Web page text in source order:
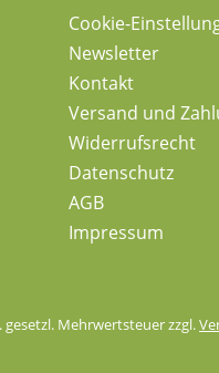
Cookie-
Newsletter
Kontakt
Versand und
Widerrufsrecht
Datenschutz
AGB
Impressum
gesetzl. Mehrwertsteuer zzgl.